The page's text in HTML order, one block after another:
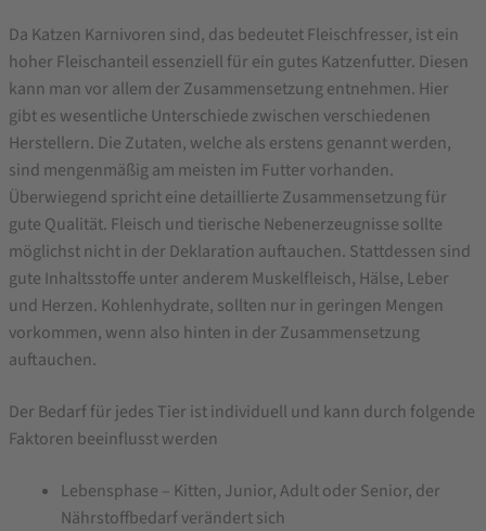
Da Katzen Karnivoren sind, das bedeutet Fleischfresser, ist ein
hoher Fleischanteil essenziell für ein gutes Katzenfutter. Diesen
kann man vor allem der Zusammensetzung entnehmen. Hier
gibt es wesentliche Unterschiede zwischen verschiedenen
Herstellern. Die Zutaten, welche als erstens genannt werden,
sind mengenmäßig am meisten im Futter vorhanden.
Überwiegend spricht eine detaillierte Zusammensetzung für
gute Qualität. Fleisch und tierische Nebenerzeugnisse sollte
möglichst nicht in der Deklaration auftauchen. Stattdessen sind
gute Inhaltsstoffe unter anderem Muskelfleisch, Hälse, Leber
und Herzen. Kohlenhydrate, sollten nur in geringen Mengen
vorkommen, wenn also hinten in der Zusammensetzung
auftauchen.
Der Bedarf für jedes Tier ist individuell und kann durch folgende
Faktoren beeinflusst werden
Lebensphase – Kitten, Junior, Adult oder Senior, der
Nährstoffbedarf verändert sich